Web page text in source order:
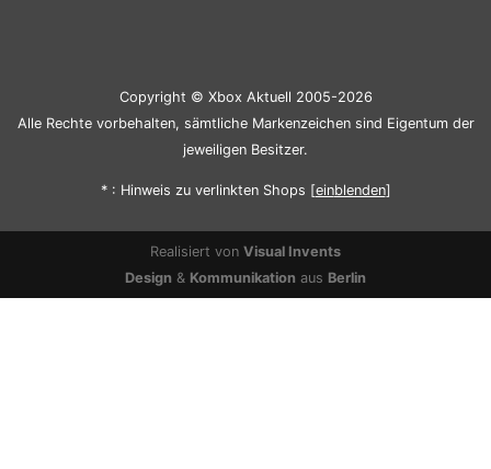
Copyright © Xbox Aktuell 2005-2026
Alle Rechte vorbehalten, sämtliche Markenzeichen sind Eigentum der
jeweiligen Besitzer.
* : Hinweis zu verlinkten Shops [einblenden]
Realisiert von Visual Invents
Design & Kommunikation aus Berlin